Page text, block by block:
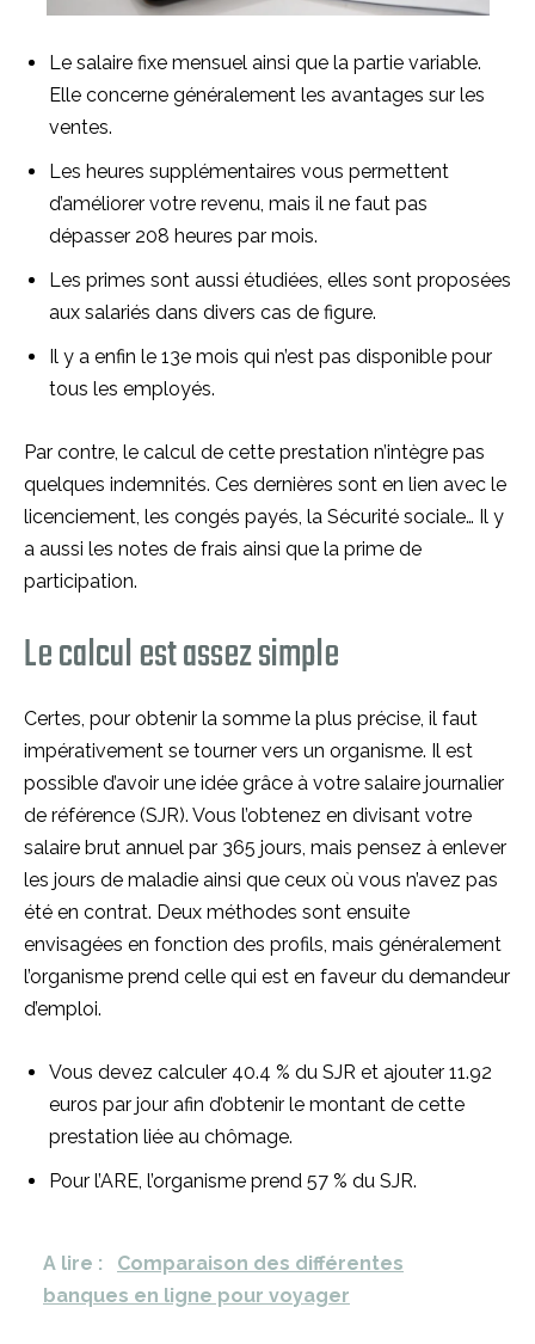
Le salaire fixe mensuel ainsi que la partie variable.
Elle concerne généralement les avantages sur les
ventes.
Les heures supplémentaires vous permettent
d’améliorer votre revenu, mais il ne faut pas
dépasser 208 heures par mois.
Les primes sont aussi étudiées, elles sont proposées
aux salariés dans divers cas de figure.
Il y a enfin le 13e mois qui n’est pas disponible pour
tous les employés.
Par contre, le calcul de cette prestation n’intègre pas
quelques indemnités. Ces dernières sont en lien avec le
licenciement, les congés payés, la Sécurité sociale… Il y
a aussi les notes de frais ainsi que la prime de
participation.
Le calcul est assez simple
Certes, pour obtenir la somme la plus précise, il faut
impérativement se tourner vers un organisme. Il est
possible d’avoir une idée grâce à votre salaire journalier
de référence (SJR). Vous l’obtenez en divisant votre
salaire brut annuel par 365 jours, mais pensez à enlever
les jours de maladie ainsi que ceux où vous n’avez pas
été en contrat. Deux méthodes sont ensuite
envisagées en fonction des profils, mais généralement
l’organisme prend celle qui est en faveur du demandeur
d’emploi.
Vous devez calculer 40.4 % du SJR et ajouter 11.92
euros par jour afin d’obtenir le montant de cette
prestation liée au chômage.
Pour l’ARE, l’organisme prend 57 % du SJR.
A lire :
Comparaison des différentes
banques en ligne pour voyager